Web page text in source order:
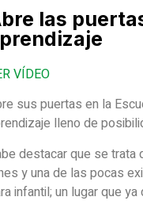
las
VÍDEO
sus puertas en la
lleno de
destacar que se trata
y una de las pocas
infantil; un lugar que